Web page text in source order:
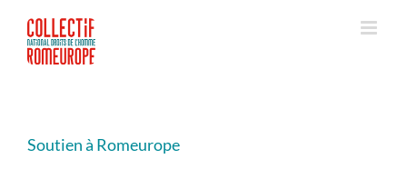
contenu
Soutien à Romeurope